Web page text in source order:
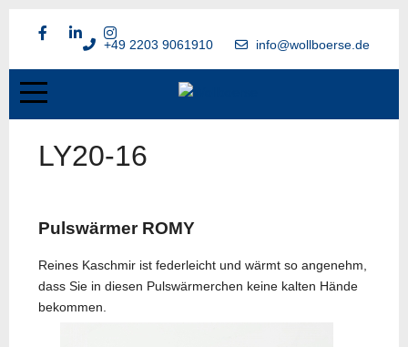
+49 2203 9061910 info@wollboerse.de
LY20-16
Pulswärmer ROMY
Reines Kaschmir ist federleicht und wärmt so angenehm,
dass Sie in diesen Pulswärmerchen keine kalten Hände
bekommen.